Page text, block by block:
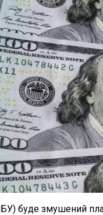
буде змушений